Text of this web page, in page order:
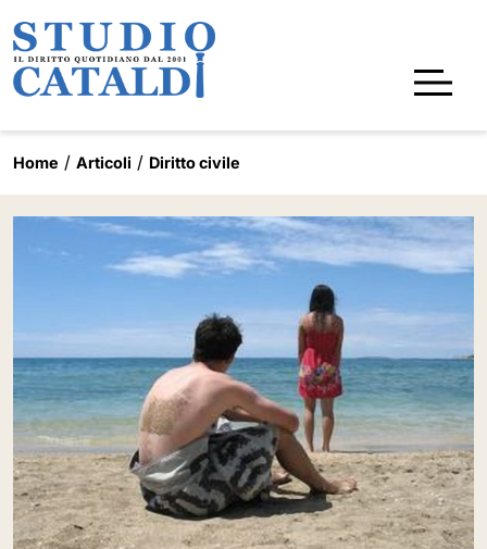
Home Articoli Diritto civile